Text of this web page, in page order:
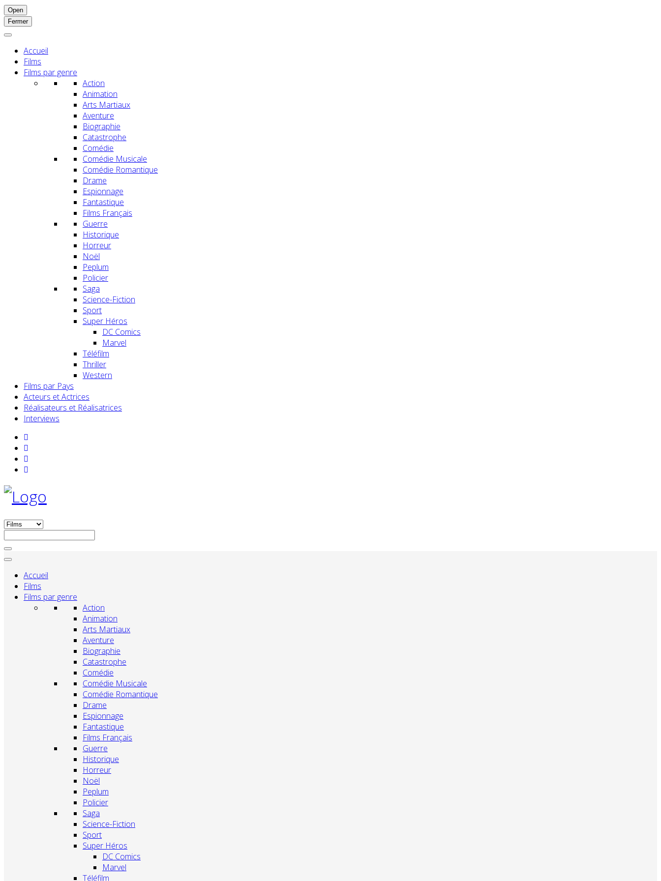
Open
Fermer
Accueil
Films
Films par genre
Action
Animation
Arts Martiaux
Aventure
Biographie
Catastrophe
Comédie
Comédie Musicale
Comédie Romantique
Drame
Espionnage
Fantastique
Films Français
Guerre
Historique
Horreur
Noël
Peplum
Policier
Saga
Science-Fiction
Sport
Super Héros
DC Comics
Marvel
Téléfilm
Thriller
Western
Films par Pays
Acteurs et Actrices
Réalisateurs et Réalisatrices
Interviews
Accueil
Films
Films par genre
Action
Animation
Arts Martiaux
Aventure
Biographie
Catastrophe
Comédie
Comédie Musicale
Comédie Romantique
Drame
Espionnage
Fantastique
Films Français
Guerre
Historique
Horreur
Noël
Peplum
Policier
Saga
Science-Fiction
Sport
Super Héros
DC Comics
Marvel
Téléfilm